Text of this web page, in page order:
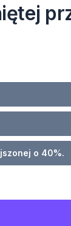
o 40%.